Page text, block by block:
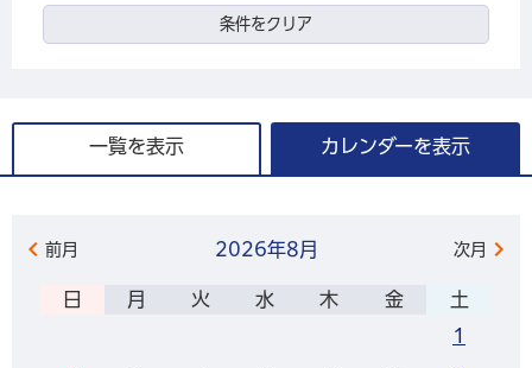
条件をクリア
一覧を表示 カレンダーを表示
前月 2026年8月 次月
日 月 火 水 木 金
土
1